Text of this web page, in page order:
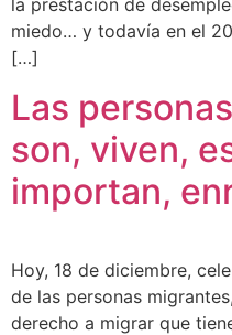
la prestación de
miedo… y todavía en el
[…]
Las
son, viven,
importan,
Hoy, 18 de diciembre,
de las personas
derecho a migrar que